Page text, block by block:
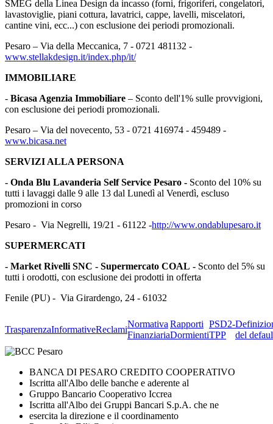
SMEG della Linea Design da incasso (forni, frigoriferi, congelatori,
lavastoviglie, piani cottura, lavatrici, cappe, lavelli, miscelatori,
cantine vini, ecc...) con esclusione dei periodi promozionali.
Pesaro – Via della Meccanica, 7 - 0721 481132 -
www.stellakdesign.it/index.php/it/
IMMOBILIARE
- Bicasa Agenzia Immobiliare – Sconto dell'1% sulle provvigioni,
con esclusione dei periodi promozionali.
Pesaro – Via del novecento, 53 - 0721 416974 - 459489 -
www.bicasa.net
SERVIZI ALLA PERSONA
- Onda Blu Lavanderia Self Service Pesaro - Sconto del 10% su
tutti i lavaggi dalle 9 alle 13 dal Lunedì al Venerdì, escluso
promozioni in corso
Pesaro - Via Negrelli, 19/21 - 61122 -http://www.ondablupesaro.it
SUPERMERCATI
- Market Rivelli SNC - Supermercato COAL - Sconto del 5% su
tutti i orodotti, con esclusione dei prodotti in offerta
Fenile (PU) - Via Girardengo, 24 - 61032
TrasparenzaInformativeReclami
Normativa
Finanziaria
Rapporti
Dormienti
PSD2-
TPP
del
BANCA DI PESARO CREDITO COOPERATIVO
Iscritta all'Albo delle banche e aderente al
Gruppo Bancario Cooperativo Iccrea
Iscritta all'Albo dei Gruppi Bancari S.p.A. che ne
esercita la direzione e il coordinamento